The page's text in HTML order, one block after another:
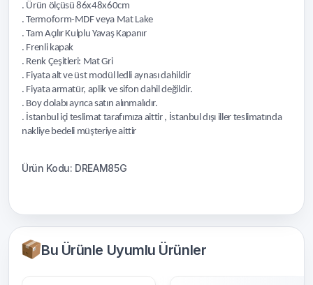
Bu Ürünle Uyumlu Ürünler
. Ürün ölçüsü 86x48x60cm
. Termoform-MDF veya Mat Lake
. Tam Açılır Kulplu Yavaş Kapanır
. Frenli kapak
. Renk Çeşitleri: Mat Gri
. Fiyata alt ve üst modül ledli aynası dahildir
. Fiyata armatür, aplik ve sifon dahil değildir.
. Boy dolabı ayrıca satın alınmalıdır.
. İstanbul içi teslimat tarafımıza aittir , İstanbul dışı iller teslimatında
nakliye bedeli müşteriye aittir
Ürün Kodu: DREAM85G